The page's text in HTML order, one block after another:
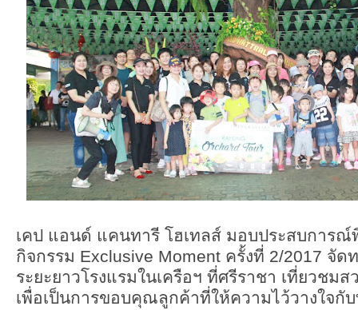
เคป แอนด์ แคนทารี โฮเทลส์ มอบประสบการณ์
กิจกรรม Exclusive Moment ครั้งที่ 2/2017 จั
ระยะยาวโรงแรมในเครือฯ ที่ศรีราชา เที่ยวชม
เพื่อเป็นการขอบคุณลูกค้าที่ให้ความไว้วางใจกั